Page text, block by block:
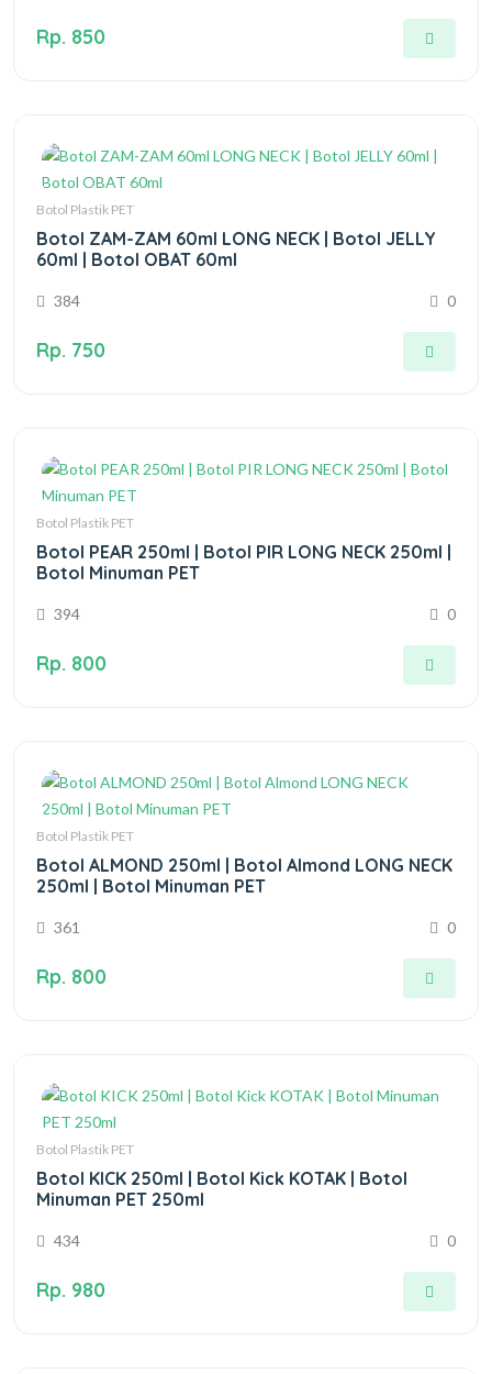
Rp. 850
Botol Plastik PET
Botol ZAM-ZAM 60ml LONG NECK | Botol JELLY
60ml | Botol OBAT 60ml
384 0
Rp. 750
Botol Plastik PET
Botol PEAR 250ml | Botol PIR LONG NECK 250ml |
Botol Minuman PET
394 0
Rp. 800
Botol Plastik PET
Botol ALMOND 250ml | Botol Almond LONG NECK
250ml | Botol Minuman PET
361 0
Rp. 800
Botol Plastik PET
Botol KICK 250ml | Botol Kick KOTAK | Botol
Minuman PET 250ml
434 0
Rp. 980